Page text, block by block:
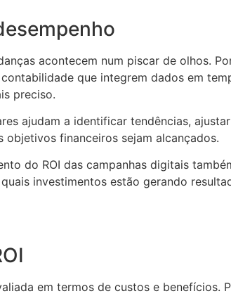
acontecem num piscar de olhos.
que integrem dados em
preciso.
ajudam a identificar tendências, ajustar
objetivos financeiros sejam alcançados.
do ROI das campanhas digitais
investimentos estão gerando
em termos de custos e benefícios.